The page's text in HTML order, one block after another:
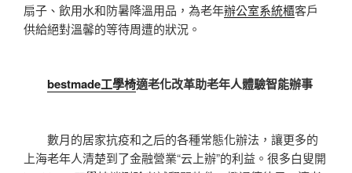
扇子、飲用水和防暑降溫用品，為老年辦公室系統櫃客戶
供給絕對溫馨的等待周遭的狀況。
bestmade工學椅適老化改革助老年人體驗智能辦事
數月的居家抗疫和之后的各種常態化辦法，讓更多的
上海老年人清楚到了金融營業“云上辦”的利益。很多白叟開